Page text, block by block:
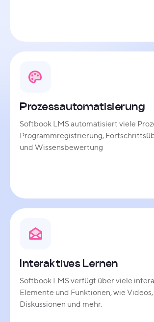
Prozessautomatisierung
Softbook LMS automatisiert viele
Programmregistrierung,
und Wissensbewertung
Interaktives Lernen
Softbook LMS verfügt über viele
Elemente und Funktionen, wie Videos,
Diskussionen und mehr.